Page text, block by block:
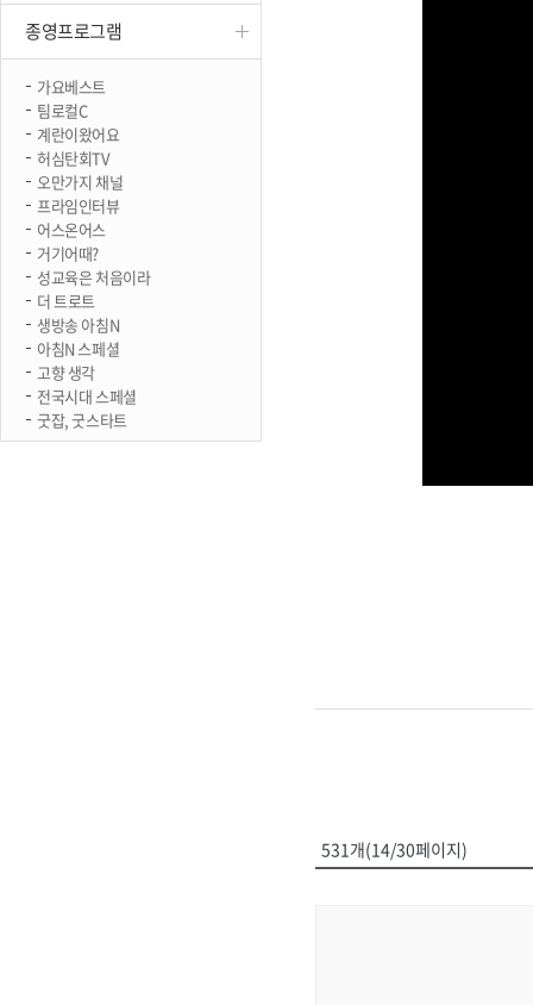
종영프로그램
가요베스트
팀로컬C
계란이왔어요
허심탄회TV
오만가지 채널
프라임인터뷰
어스온어스
거기어때?
성교육은 처음이라
더 트로트
생방송 아침N
아침N 스페셜
고향 생각
전국시대 스페셜
굿잡, 굿스타트
531개(14/30페이지)